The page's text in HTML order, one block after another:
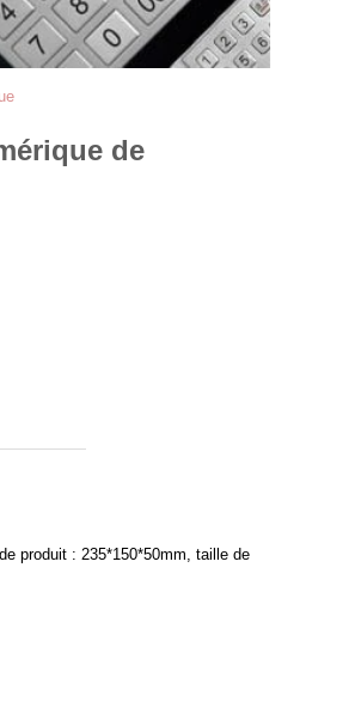
de
produit : 235*150*50mm, taille de